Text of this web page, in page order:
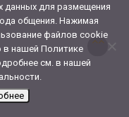
данных для размещения
общения. Нажимая
файлов cookie
в нашей Политике
см. в нашей